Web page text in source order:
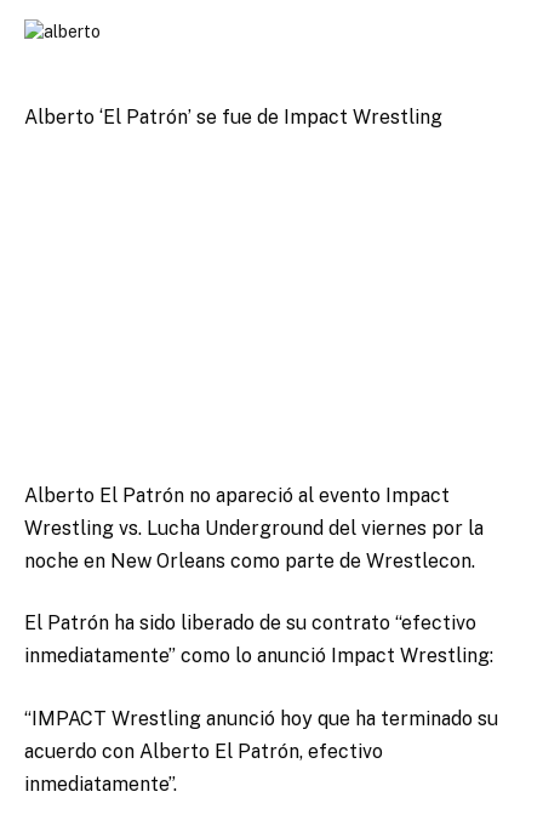
Alberto ‘El Patrón’ se fue de Impact Wrestling
Alberto El Patrón no apareció al evento Impact
Wrestling vs. Lucha Underground del viernes por la
noche en New Orleans como parte de Wrestlecon.
El Patrón ha sido liberado de su contrato “efectivo
inmediatamente” como lo anunció Impact Wrestling:
“IMPACT Wrestling anunció hoy que ha terminado su
acuerdo con Alberto El Patrón, efectivo
inmediatamente”.